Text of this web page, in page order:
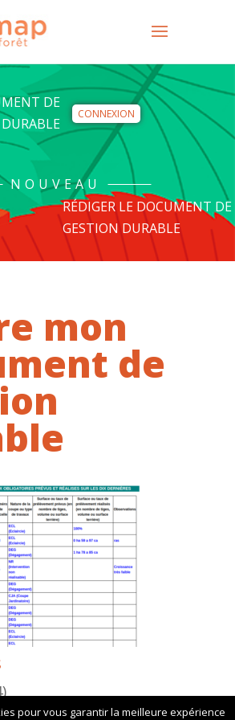
DE
CONNEXION
NOUVEAU
RÉDIGER LE DOCUMENT DE
GESTION DURABLE
mon
de
pour vous garantir la meilleure expérience